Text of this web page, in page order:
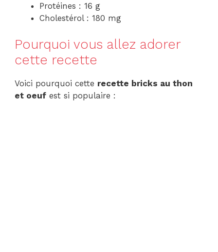
Protéines : 16 g
Cholestérol : 180 mg
Pourquoi vous allez adorer
cette recette
Voici pourquoi cette recette bricks au thon
et oeuf est si populaire :